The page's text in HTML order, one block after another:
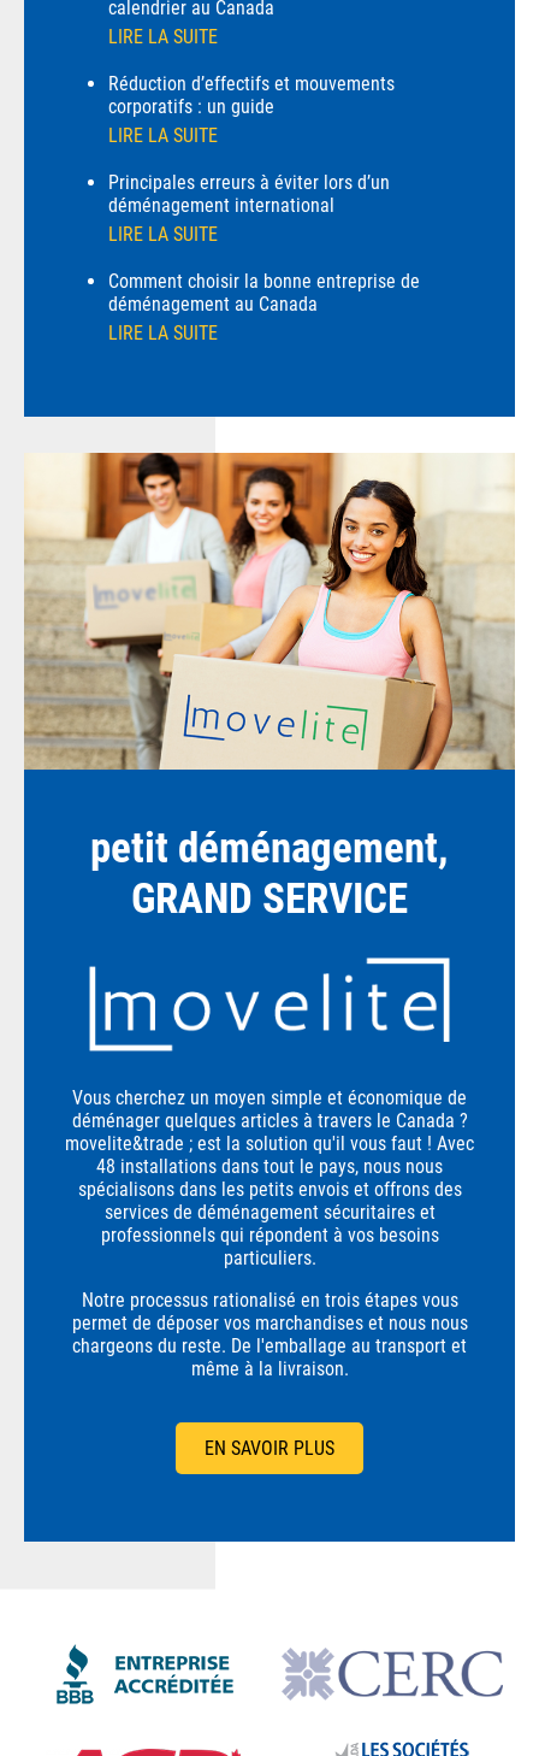
calendrier au Canada
LIRE LA SUITE
Réduction d’effectifs et mouvements
corporatifs : un guide
LIRE LA SUITE
Principales erreurs à éviter lors d’un
déménagement international
LIRE LA SUITE
Comment choisir la bonne entreprise de
déménagement au Canada
LIRE LA SUITE
petit déménagement,
GRAND SERVICE
Vous cherchez un moyen simple et économique de
déménager quelques articles à travers le Canada ?
movelite&trade ; est la solution qu'il vous faut ! Avec
48 installations dans tout le pays, nous nous
spécialisons dans les petits envois et offrons des
services de déménagement sécuritaires et
professionnels qui répondent à vos besoins
particuliers.
Notre processus rationalisé en trois étapes vous
permet de déposer vos marchandises et nous nous
chargeons du reste. De l'emballage au transport et
même à la livraison.
EN SAVOIR PLUS